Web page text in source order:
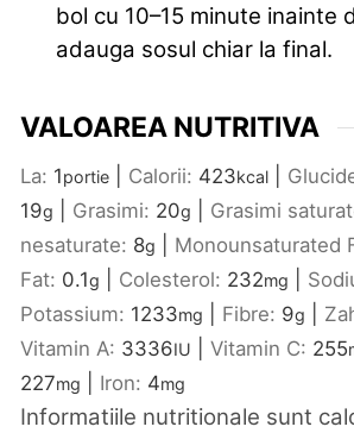
bol cu 10–15 minute inainte
adauga sosul chiar la final.
VALOAREA NUTRITIVA
La: 1portie Calorii: 423kcal
19g Grasimi: 20g Grasimi
nesaturate: 8g Monounsaturated
Fat: 0.1g Colesterol: 232mg
Potassium: 1233mg Fibre: 9g
Vitamin A: 3336IU Vitamin C: 255
227mg Iron: 4mg
Informatiile nutritionale sunt calculate automat,